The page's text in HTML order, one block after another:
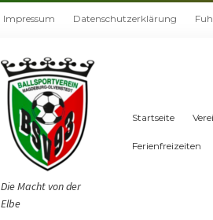
Impressum Datenschutzerklärung
Die Macht von der
Elbe
Startseite
Ferienfreizeiten